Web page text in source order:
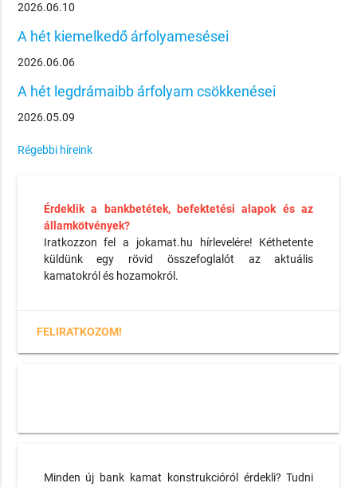
2026.06.10
A hét kiemelkedő árfolyamesései
2026.06.06
A hét legdrámaibb árfolyam csökkenései
2026.05.09
Régebbi híreink
Érdeklik a bankbetétek, befektetési alapok és az
államkötvények?
Iratkozzon fel a jokamat.hu hírlevelére! Kéthetente
küldünk egy rövid összefoglalót az aktuális
kamatokról és hozamokról.
FELIRATKOZOM!
Minden új bank kamat konstrukcióról érdekli? Tudni